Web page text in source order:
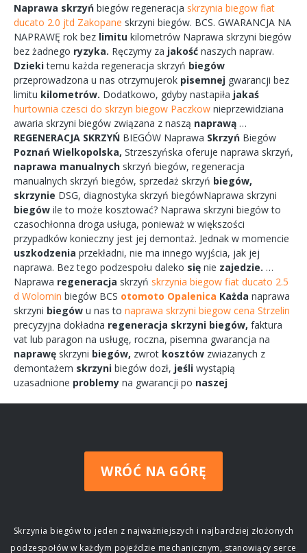
Naprawa skrzyń biegów regeneracja skrzynia biegow fiat
ducato 2.0 jtd Zakopane skrzyni biegów. BCS. GWARANCJA NA
NAPRAWĘ rok bez limitu kilometrów Naprawa skrzyni biegów
bez żadnego ryzyka. Ręczymy za jakość naszych napraw.
Dziekitemu każda regeneracja skrzyń biegów
przeprowadzona u nas otrzymujerok pisemnej gwarancji bez
limitu kilometrów. Dodatkowo, gdyby nastapiła jakaś
hurtownia czesci do skrzyn biegow Paczkow nieprzewidziana
awaria skrzyni biegów związana z naszą naprawą …
REGENERACJA SKRZYŃ BIEGÓW Naprawa Skrzyń Biegów
Poznań Wielkopolska, Strzeszyńska oferuje naprawa skrzyń,
naprawa manualnych skrzyń biegów, regeneracja
manualnych skrzyń biegów, sprzedaż skrzyń biegów,
skrzynie DSG, diagnostyka skrzyń biegówNaprawa skrzyni
biegów ile to może kosztować? Naprawa skrzyni biegówto
czasochłonna droga usługa, ponieważ w większości
przypadków konieczny jest jej demontaż. Jednak w momencie
uszkodzenia przekładni, nie ma innego wyjścia, jak jej
naprawa. Bez tego podzespołu daleko się nie zajedzie. …
Naprawa regeneracja skrzyń skrzynia biegow fiat ducato 2.5
d Wolomin biegów BCS otomoto Opalenica Każda naprawa
skrzyni biegów u nas to naprawa skrzyni biegow cena Strzelin
precyzyjna dokładna regeneracja skrzyni biegów, faktura
vat lub paragon na usługę, roczna, pisemna gwarancja na
naprawę skrzyni biegów, zwrot kosztów zwiazanych z
demontażem skrzyni biegów dozł, jeśli wystąpią
uzasadnione problemy na gwarancji po naszej
WRÓĆ NA GÓRĘ
Skrzynia biegów to jeden z najważniejszych i najbardziej złożonych
podzespołów w każdym pojeździe mechanicznym, stanowiący serce